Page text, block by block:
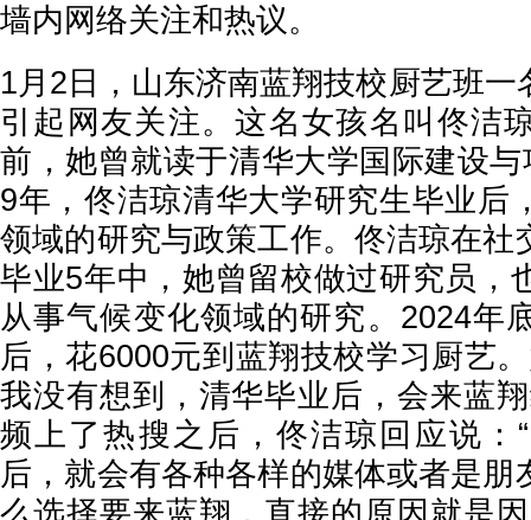
墙内网络关注和热议。
1月2日，山东济南蓝翔技校厨艺班一
引起网友关注。这名女孩名叫佟洁
前，她曾就读于清华大学国际建设
9年，佟洁琼清华大学研究生毕业后
领域的研究与政策工作。佟洁琼在社
毕业5年中，她曾留校做过研究员，
从事气候变化领域的研究。2024年
后，花6000元到蓝翔技校学习厨艺
我没有想到，清华毕业后，会来蓝
频上了热搜之后，佟洁琼回应说：
后，就会有各种各样的媒体或者是朋
么选择要来蓝翔，直接的原因就是